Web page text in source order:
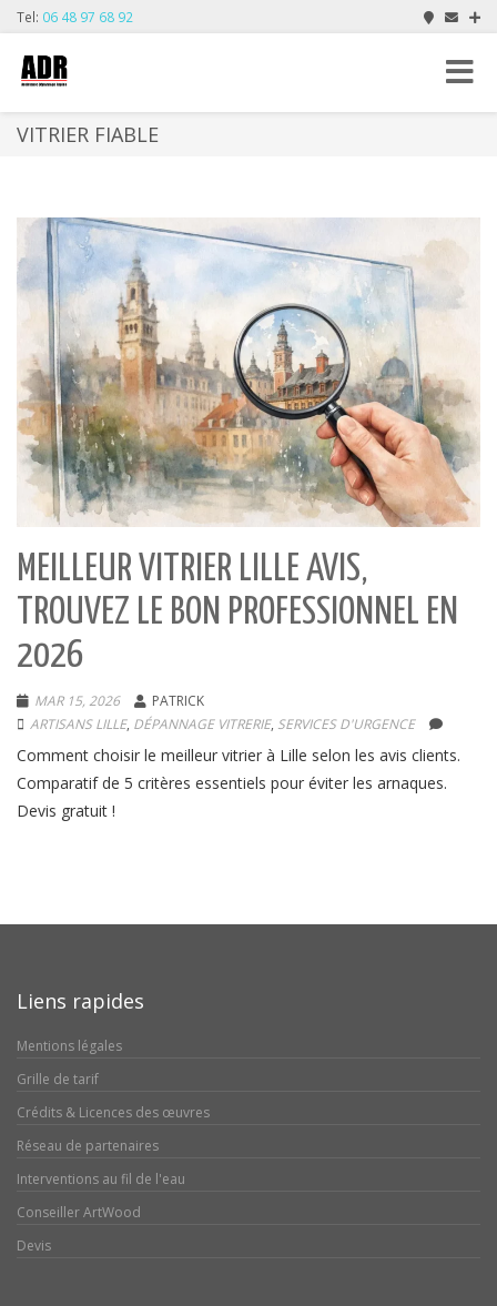
Tel: 06 48 97 68 92
Toggle
VITRIER FIABLE
MEILLEUR VITRIER LILLE AVIS,
TROUVEZ LE BON PROFESSIONNEL EN
2026
MAR 15, 2026
PATRICK
ARTISANS LILLE, DÉPANNAGE VITRERIE, SERVICES D'URGENCE
Comment choisir le meilleur vitrier à Lille selon les avis clients.
Comparatif de 5 critères essentiels pour éviter les arnaques.
Devis gratuit !
Liens rapides
Mentions légales
Grille de tarif
Crédits & Licences des œuvres
Réseau de partenaires
Interventions au fil de l'eau
Conseiller ArtWood
Devis